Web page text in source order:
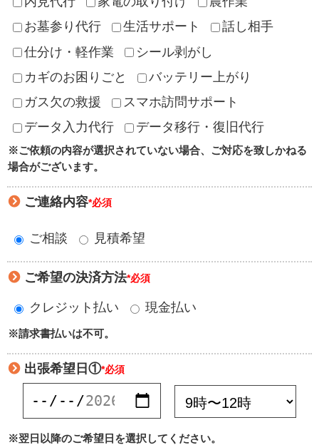
お墓参り代行
生活サポート
話し相手
仕分け・軽作業
シール剥がし
カギのお困りごと
バッテリー上がり
ガス欠の救援
スマホ訪問サポート
データ入力代行
データ移行・復旧代行
※ご依頼の内容が選択されていない場合、ご対応を致しかねる
場合がございます。
ご連絡内容*必須
ご相談 見積希望
ご希望の決済方法*必須
クレジット払い 現金払い
※請求書払いは不可。
出張希望日①*必須
※翌日以降のご希望日を選択してください。